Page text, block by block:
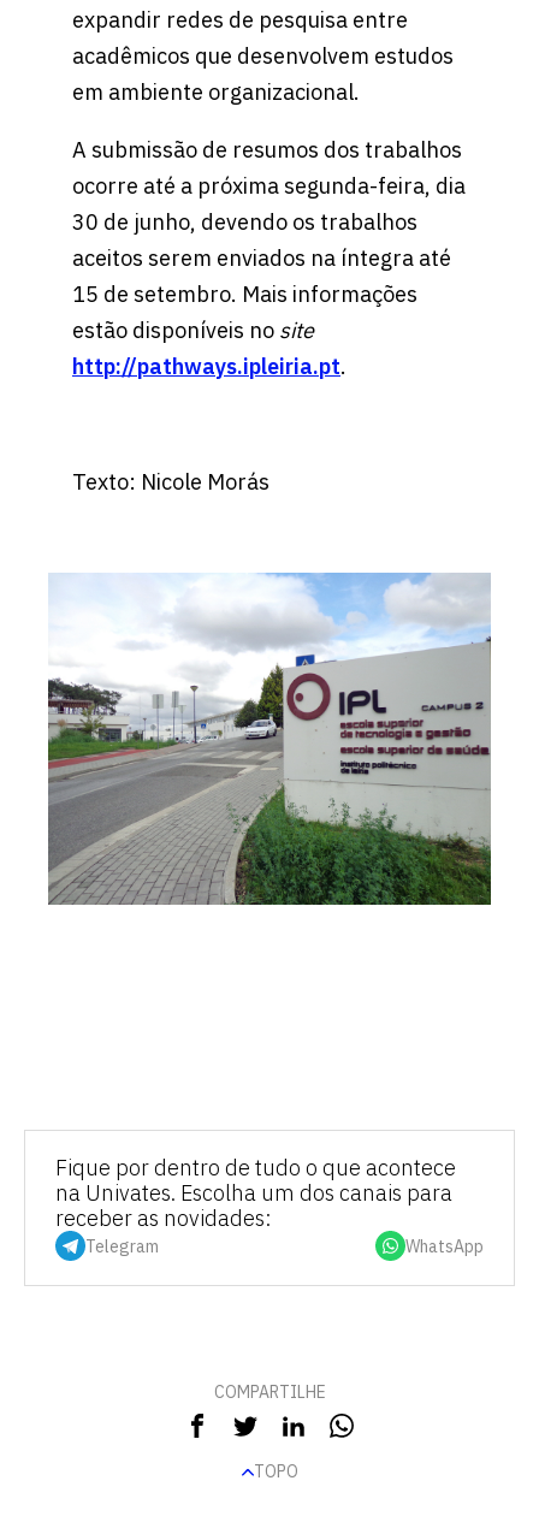
expandir redes de pesquisa entre
acadêmicos que desenvolvem estudos
em ambiente organizacional.
A submissão de resumos dos trabalhos
ocorre até a próxima segunda-feira, dia
30 de junho, devendo os trabalhos
aceitos serem enviados na íntegra até
15 de setembro. Mais informações
estão disponíveis no site
http://pathways.ipleiria.pt.
Texto: Nicole Morás
Fique por dentro de tudo o que acontece
na Univates. Escolha um dos canais para
receber as novidades:
Telegram WhatsApp
COMPARTILHE
TOPO